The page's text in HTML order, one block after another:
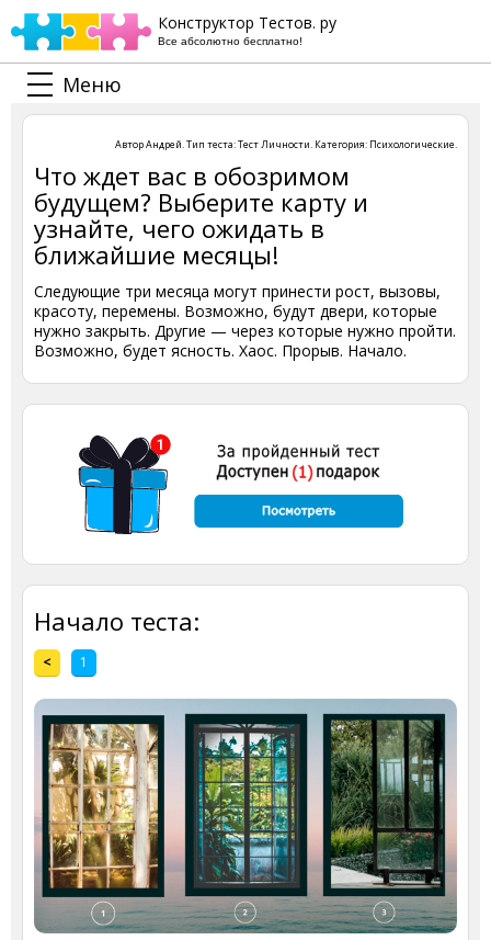
Конструктор Тестов. ру
Все абсолютно бесплатно!
Меню
АвторАндрей. Тип теста:Тест Личности. Категория: Психологические.
Что ждет вас в обозримом
будущем? Выберите карту и
узнайте, чего ожидать в
ближайшие месяцы!
Следующие три месяца могут принести рост, вызовы,
красоту, перемены. Возможно, будут двери, которые
нужно закрыть. Другие — через которые нужно пройти.
Возможно, будет ясность. Хаос. Прорыв. Начало.
Начало теста:
< 1